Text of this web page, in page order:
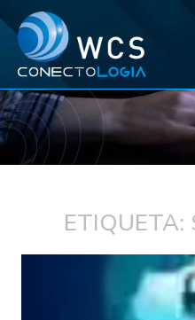
ETIQUETA: